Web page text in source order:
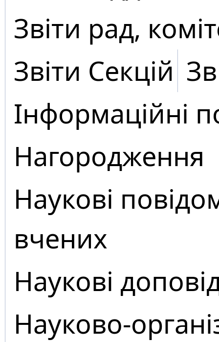
Звіти рад,
Звіти Секцій
Інформаційні
Нагородження
Наукові
вчених
Наукові
Науково-